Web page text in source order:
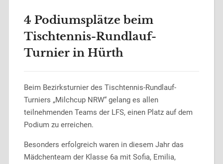
4 Podiumsplätze beim
Tischtennis-Rundlauf-
Turnier in Hürth
Beim Bezirksturnier des Tischtennis-Rundlauf-
Turniers „Milchcup NRW“ gelang es allen
teilnehmenden Teams der LFS, einen Platz auf dem
Podium zu erreichen.
Besonders erfolgreich waren in diesem Jahr das
Mädchenteam der Klasse 6a mit Sofia, Emilia,